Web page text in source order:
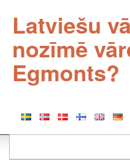
Latviešu
nozīmē
Egmonts?